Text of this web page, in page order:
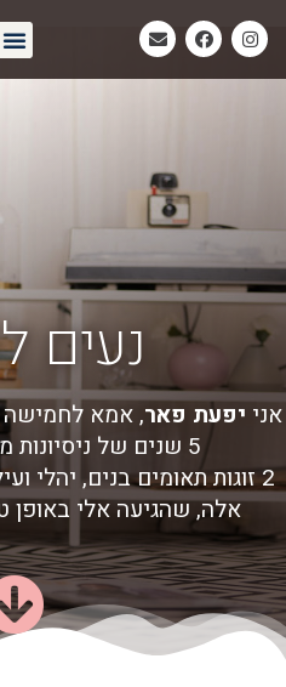
נעים
אני יפעת פאר, אמא לחמישה
5 שנים של ניסיונות מרובים וטיפולי IVF.
2 זוגות תאומים בנים, יהלי
אלה, שהגיעה אלי באופן